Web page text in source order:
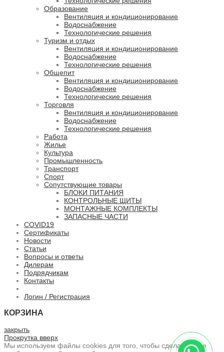
Образование
Вентиляция и кондиционирование
Водоснабжение
Технологические решения
Туризм и отдых
Вентиляция и кондиционирование
Водоснабжение
Технологические решения
Общепит
Вентиляция и кондиционирование
Водоснабжение
Технологические решения
Торговля
Вентиляция и кондиционирование
Водоснабжение
Технологические решения
Работа
Жилье
Культура
Промышленность
Транспорт
Спорт
Сопутствующие товары
БЛОКИ ПИТАНИЯ
КОНТРОЛЬНЫЕ ЩИТЫ
МОНТАЖНЫЕ КОМПЛЕКТЫ
ЗАПАСНЫЕ ЧАСТИ
COVID19
Сертификаты
Новости
Статьи
Вопросы и ответы
Дилерам
Подрядчикам
Контакты
Логин / Регистрация
КОРЗИНА
закрыть
Прокрутка вверх
Мы используем файлы cookies для того, чтобы сделать ваше